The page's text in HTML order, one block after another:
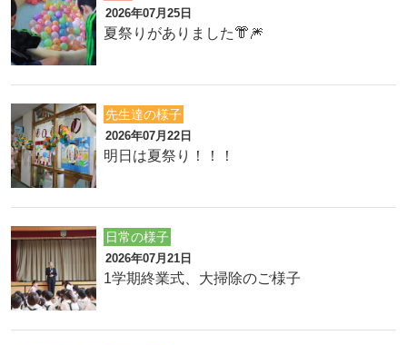
2026年07月25日
夏祭りがありました👘🎆
先生達の様子
2026年07月22日
明日は夏祭り！！！
日常の様子
2026年07月21日
1学期終業式、大掃除のご様子